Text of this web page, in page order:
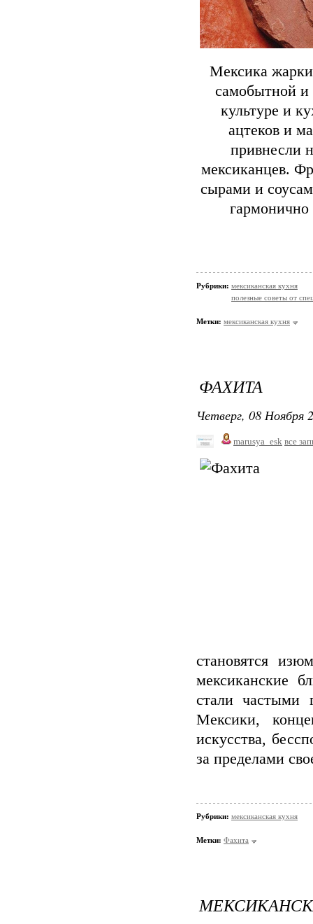
Мексика
самобытной и
культуре и
ацтеков и
привнесли
мексиканцев.
сырами и
Рубрики: мексиканская кухня
полезные советы от
Метки: мексиканская кухня
ФАХИТА
Четверг, 08 Ноября
marusya_esk все
становятся
мексиканские
стали частыми
Мексики,
искусства,
за пределами
Рубрики: мексиканская кухня
Метки: Фахита